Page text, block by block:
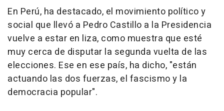
En Perú, ha destacado, el movimiento político y
social que llevó a Pedro Castillo a la Presidencia
vuelve a estar en liza, como muestra que esté
muy cerca de disputar la segunda vuelta de las
elecciones. Ese en ese país, ha dicho, "están
actuando las dos fuerzas, el fascismo y la
democracia popular".